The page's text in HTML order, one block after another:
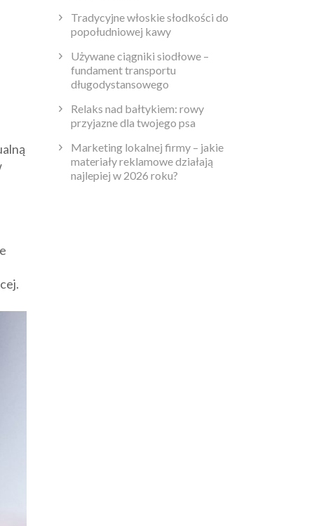
Tradycyjne włoskie słodkości do
popołudniowej kawy
Używane ciągniki siodłowe –
fundament transportu
długodystansowego
Relaks nad bałtykiem: rowy
przyjazne dla twojego psa
Marketing lokalnej firmy – jakie
materiały reklamowe działają
najlepiej w 2026 roku?